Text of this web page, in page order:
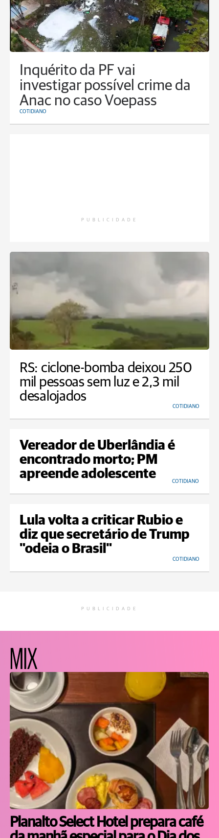
Inquérito da PF vai
investigar possível crime da
Anac no caso Voepass
COTIDIANO
PUBLICIDADE
RS: ciclone-bomba deixou 250
mil pessoas sem luz e 2,3 mil
desalojados
COTIDIANO
Vereador de Uberlândia é
encontrado morto; PM
apreende adolescente
COTIDIANO
Lula volta a criticar Rubio e
diz que secretário de Trump
"odeia o Brasil"
COTIDIANO
PUBLICIDADE
MIX
Planalto Select Hotel prepara café